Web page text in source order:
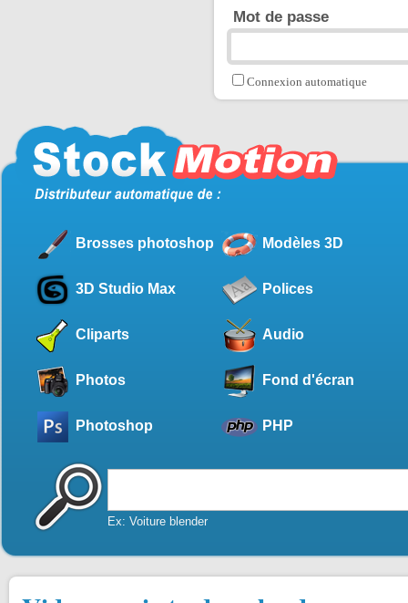
Mot de passe
Connexion automatique
Brosses photoshop Modèles 3D
3D Studio Max Polices
Cliparts Audio
Photos Fond d'écran
Photoshop PHP
Ex: Voiture blender